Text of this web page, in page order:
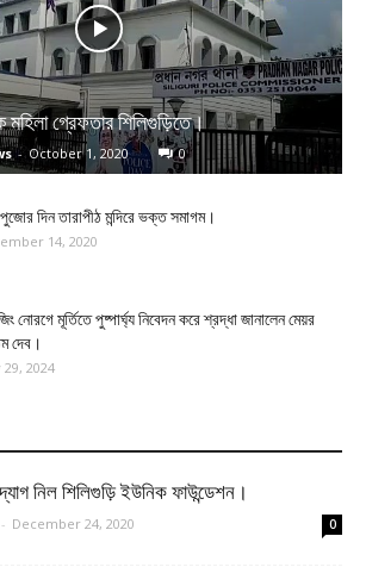
গ্রেফতার শিলিগুড়িতে।
- October 1, 2020 0
দিন তারাপীঠ মন্দিরে ভক্ত সমাগম।
14, 2020
নোরগে মূর্তিতে পুষ্পার্ঘ্য নিবেদন করে শ্রদ্ধা জানালেন মেয়র
দেব।
29, 2024
নিল শিলিগুড়ি ইউনিক ফাউন্ডেশন।
- December 24, 2020 0